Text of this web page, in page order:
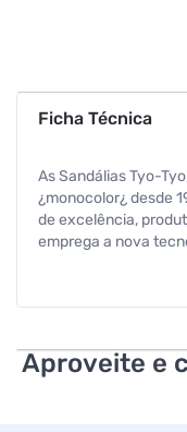
Ficha Técnica
As Sandálias Tyo-
¿monocolor¿ desde
de excelência,
emprega a nova
Tamanho
Aproveite e